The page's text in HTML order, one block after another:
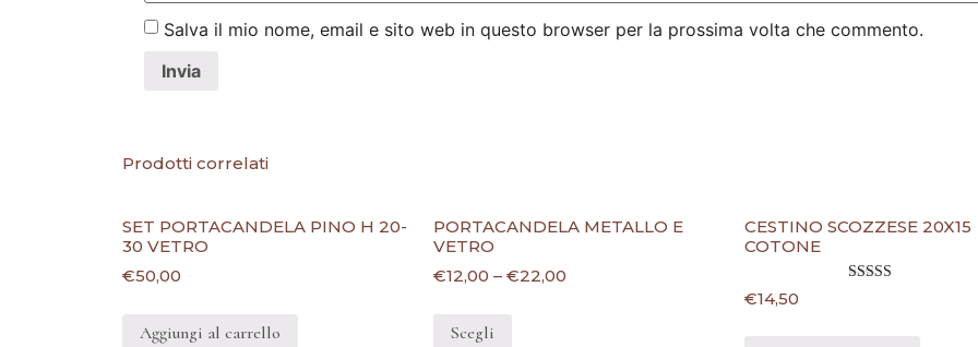
Salva il mio nome, email e sito web in questo browser per la prossima volta che commento.
Prodotti correlati
SET PORTACANDELA PINO H 20-
30 VETRO
€50,00
Aggiungi al carrello
PORTACANDELA METALLO E
VETRO
€12,00 – €22,00
Scegli
CESTINO SCOZZESE 20X15
COTONE
€14,50